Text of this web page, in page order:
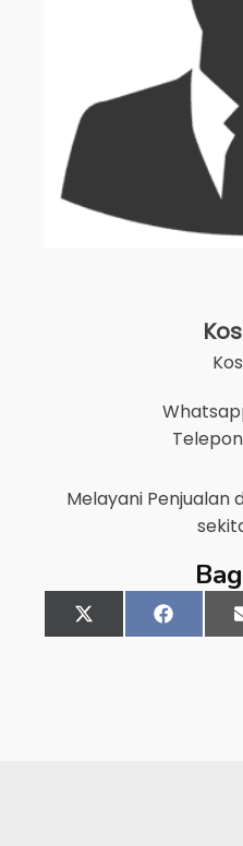
Melayani Penjualan
Share
on
X
(Twitter)
Share
on